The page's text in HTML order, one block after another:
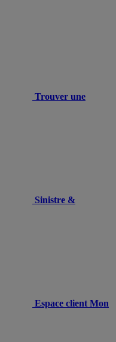
Trouver une
Sinistre &
Espace client Mon